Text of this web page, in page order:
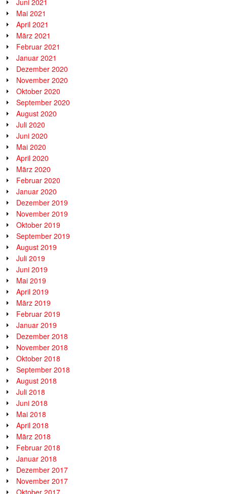
Juni 2021
Mai 2021
April 2021
März 2021
Februar 2021
Januar 2021
Dezember 2020
November 2020
Oktober 2020
September 2020
August 2020
Juli 2020
Juni 2020
Mai 2020
April 2020
März 2020
Februar 2020
Januar 2020
Dezember 2019
November 2019
Oktober 2019
September 2019
August 2019
Juli 2019
Juni 2019
Mai 2019
April 2019
März 2019
Februar 2019
Januar 2019
Dezember 2018
November 2018
Oktober 2018
September 2018
August 2018
Juli 2018
Juni 2018
Mai 2018
April 2018
März 2018
Februar 2018
Januar 2018
Dezember 2017
November 2017